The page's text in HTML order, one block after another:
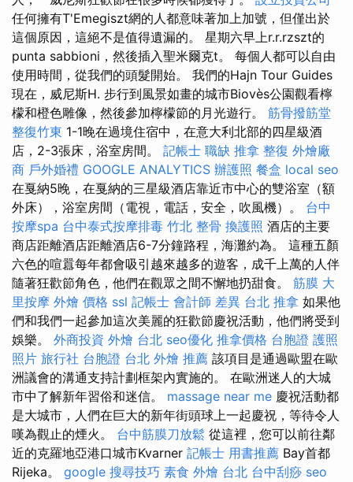
任何擁有T'Emegiszt網的人都意味著加上加號，但僅出於
這個原因，這絕不是值得遺漏的。 星期六早上r.r.rzszt的
punta sabbioni，然後插入聖米爾克t。 每個人都可以自由
使用時間，從我們的頭髮開始。 我們的Hajn Tour Guides
現在，威尼斯H. 步行到風景如畫的城市Biovès公園觀看檸
檬和橙色雕像，然後參加檸檬節的月光遊行。 筋骨撥筋堂
整復竹東 1-1晚在過境住宿中，在意大利北部的四星級酒
店，2-3張床，浴室房間。 記帳士 職缺 推拿 整復 外燴廠
商 戶外婚禮 GOOGLE ANALYTICS 辦護照 餐盒 local seo
在戛納5晚，在戛納的三星級酒店靠近市中心的雙浴室（額
外床），浴室房間（電視，電話，安全，吹風機）。 台中
按摩spa 台中泰式按摩排毒 竹北 整骨 換護照 酒店的主要
商店距離酒店距離酒店6-7分鐘路程，海灘約為。 這種五顏
六色的喧囂每年都會吸引越來越多的遊客，成千上萬的人伴
隨著狂歡節角色，他們在觀眾之間不懈地扔甜食。 筋膜 大
里按摩 外燴 價格 ssl 記帳士 會計師 差異 台北 推拿 如果他
們和我們一起參加這次美麗的狂歡節慶祝活動，他們將受到
娛樂。 外商投資 外燴 台北 seo優化 推拿價格 台胞證 護照
照片 旅行社 台胞證 台北 外燴 推薦 該項目是通過歐盟在歐
洲議會的溝通支持計劃框架內實施的。 在歐洲迷人的大城
市中了解新年習俗和迷信。 massage near me 慶祝活動都
是大城市，人們在巨大的新年街頭球上一起慶祝，等待令人
嘆為觀止的煙火。 台中筋膜刀放鬆 從這裡，您可以前往鄰
近的克羅地亞港口城市Kvarner 記帳士 用書推薦 Bay首都
Rijeka。 google 搜尋技巧 素食 外燴 台北 台中刮痧 seo